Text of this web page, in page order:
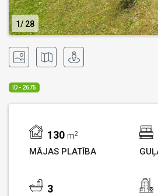
1 28
ID - 2675
130 m2
MĀJAS PLATĪBA
3